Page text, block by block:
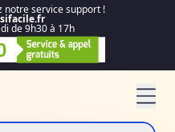
notre service support !
de 9h30 à 17h